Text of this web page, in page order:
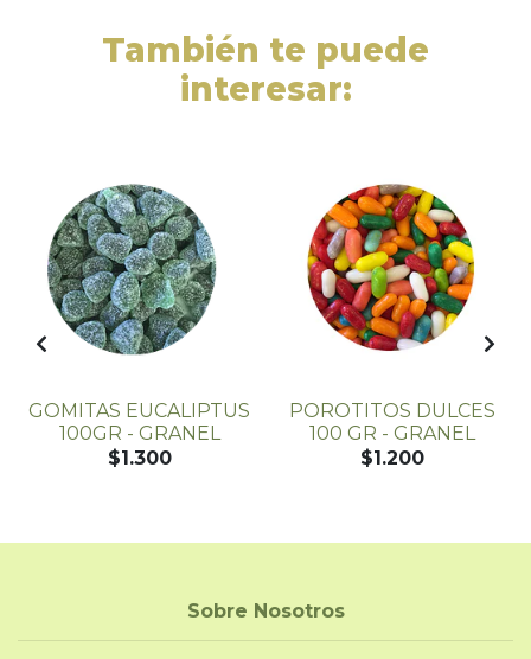
También te puede
interesar:
GOMITAS EUCALIPTUS
100GR - GRANEL
$1.300
POROTITOS DULCES
100 GR - GRANEL
$1.200
Sobre Nosotros